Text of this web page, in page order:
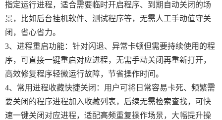
指定运行进程，适合需要临时开启程序、到期自动关闭的场
景，比如后台挂机软件、测试程序等，无需人工手动值守关
闭，省心省力。
3、进程重启功能：针对闪退、异常卡顿但需要持续使用的程
序，可直接一键重启对应进程，无需手动关闭再重新打开，
高效修复程序轻微运行故障，节省操作时间。
4、常用进程收藏快捷关闭：用户可将日常容易卡死、频繁需
要关闭的程序进程加入收藏列表，后续无需检索查找，可快
速一键关闭对应进程，适配高频重复操作场景，大幅提升操